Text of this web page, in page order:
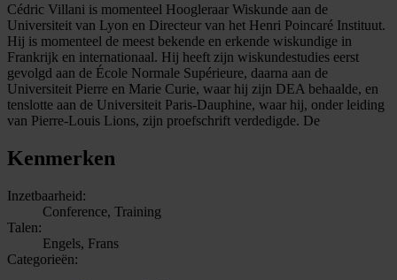
Cédric Villani is momenteel Hoogleraar Wiskunde aan de
Universiteit van Lyon en Directeur van het Henri Poincaré Instituut.
Hij is momenteel de meest bekende en erkende wiskundige in
Frankrijk en internationaal. Hij heeft zijn wiskundestudies eerst
gevolgd aan de École Normale Supérieure, daarna aan de
Universiteit Pierre en Marie Curie, waar hij zijn DEA behaalde, en
tenslotte aan de Universiteit Paris-Dauphine, waar hij, onder leiding
van Pierre-Louis Lions, zijn proefschrift verdedigde. De
Kenmerken
Inzetbaarheid:
Conference, Training
Talen:
Engels, Frans
Categorieën: